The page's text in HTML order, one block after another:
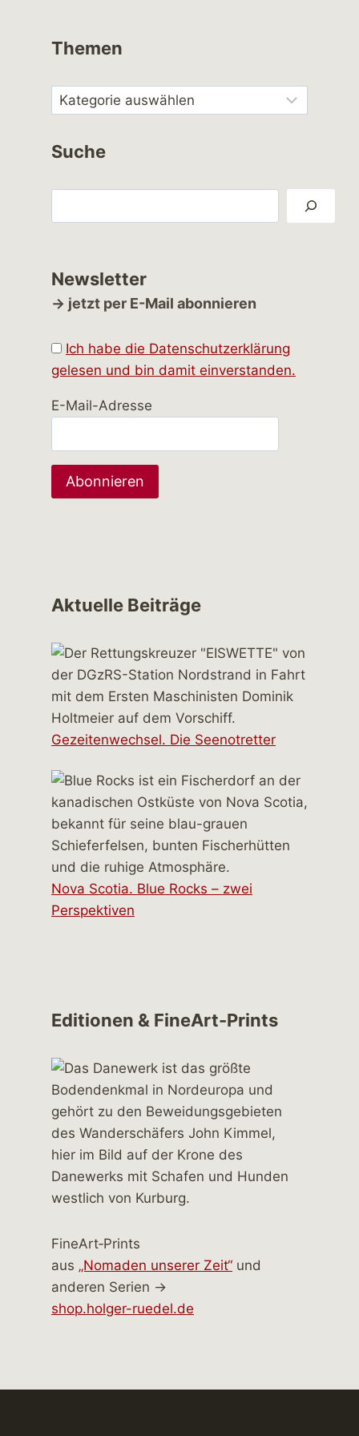
Themen
Suche
Newsletter
→ jetzt per E-Mail abonnieren
Ich habe die Datenschutzerklärung
gelesen und bin damit einverstanden.
E-Mail-Adresse
Aktuelle Beiträge
Gezeitenwechsel. Die Seenotretter
Nova Scotia. Blue Rocks – zwei
Perspektiven
Editionen & FineArt-Prints
FineArt‑Prints
aus „Nomaden unserer Zeit“ und
anderen Serien →
shop.holger-ruedel.de